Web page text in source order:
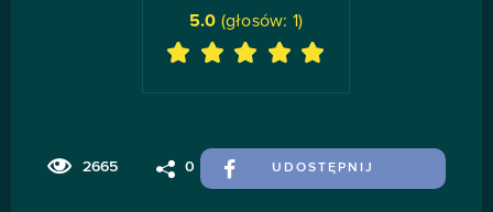
2665 0 UDOSTĘPNIJ
5.0 (głosów: 1)